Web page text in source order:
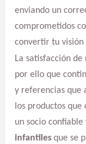
enviando un
comprometidos
convertir tu visión
La satisfacción
por ello que
y referencias que
los productos
un socio confiable
infantilesque se